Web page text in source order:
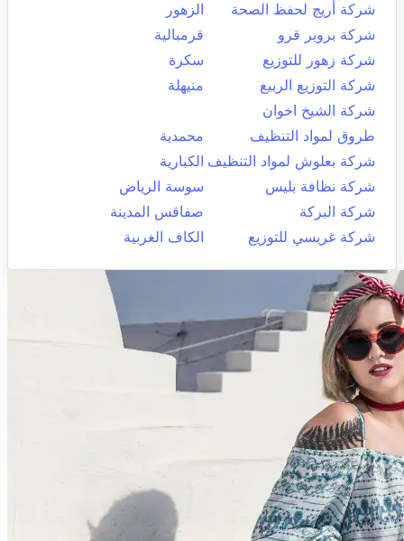
شركة أريج لحفظ الصحة
الزهور
شركة بروبر قرو
قرمبالية
شركة زهور للتوزيع
سكرة
شركة التوزيع الربيع
منيهلة
شركة الشيخ اخوان
طروق لمواد التنظيف
محمدية
شركة بعلوش لمواد التنظيف الكبارية
شركة نظافة بليس
سوسة الرياض
شركة البركة
صفاقس المدينة
شركة غريسي للتوزيع
الكاف الغربية